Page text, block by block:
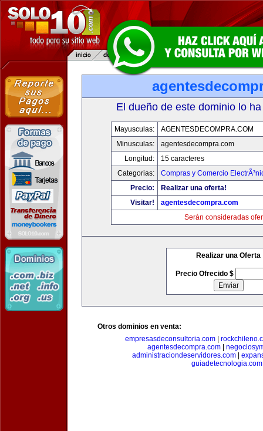
El dueño de este dominio lo
Mayusculas:
AGENTESDECOMPRA.COM
Minusculas:
agentesdecompra.com
Longitud:
15 caracteres
Categorias:
Compras y Comercio
Precio:
Realizar una oferta!
Visitar!
agentesdecompra.com
Serán consideradas
Realizar una Oferta
Precio Ofrecido $
Otros dominios en venta:
empresasdeconsultoria.com
agentesdecompra.com|
administraciondeservidores.com
guiadetecnologia.com